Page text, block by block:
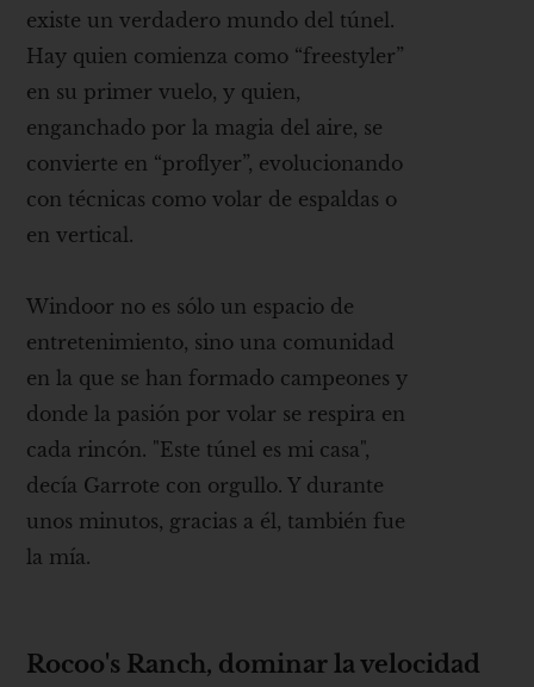
existe un verdadero mundo del túnel.
Hay quien comienza como “freestyler”
en su primer vuelo, y quien,
enganchado por la magia del aire, se
convierte en “proflyer”, evolucionando
con técnicas como volar de espaldas o
en vertical.
Windoor no es sólo un espacio de
entretenimiento, sino una comunidad
en la que se han formado campeones y
donde la pasión por volar se respira en
cada rincón. "Este túnel es mi casa",
decía Garrote con orgullo. Y durante
unos minutos, gracias a él, también fue
la mía.
Rocoo's Ranch, dominar la velocidad